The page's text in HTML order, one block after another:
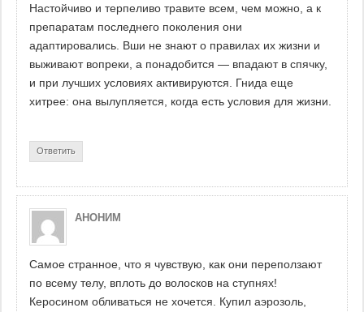
Настойчиво и терпеливо травите всем, чем можно, а к
препаратам последнего поколения они
адаптировались. Вши не знают о правилах их жизни и
выживают вопреки, а понадобится — впадают в спячку,
и при лучших условиях активируются. Гнида еще
хитрее: она вылупляется, когда есть условия для жизни.
Ответить
АНОНИМ
Самое странное, что я чувствую, как они переползают
по всему телу, вплоть до волосков на ступнях!
Керосином обливаться не хочется. Купил аэрозоль,